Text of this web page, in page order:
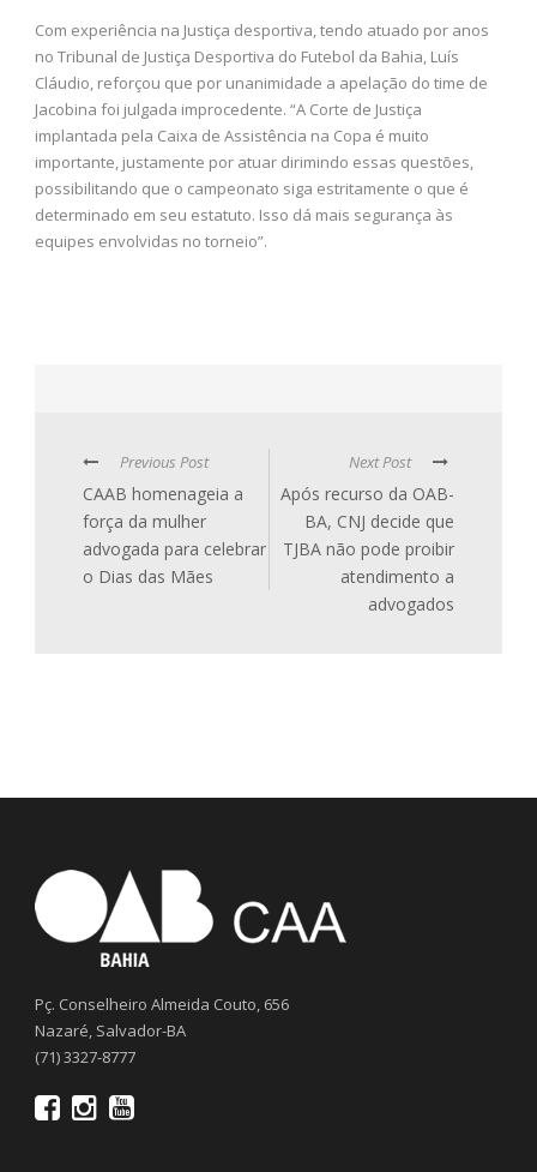
Com experiência na Justiça desportiva, tendo atuado por anos
no Tribunal de Justiça Desportiva do Futebol da Bahia, Luís
Cláudio, reforçou que por unanimidade a apelação do time de
Jacobina foi julgada improcedente. “A Corte de Justiça
implantada pela Caixa de Assistência na Copa é muito
importante, justamente por atuar dirimindo essas questões,
possibilitando que o campeonato siga estritamente o que é
determinado em seu estatuto. Isso dá mais segurança às
equipes envolvidas no torneio”.
Previous Post
CAAB homenageia a
força da mulher
advogada para celebrar
o Dias das Mães
Next Post
Após recurso da OAB-
BA, CNJ decide que
TJBA não pode proibir
atendimento a
advogados
Pç. Conselheiro Almeida Couto, 656
Nazaré, Salvador-BA
(71) 3327-8777